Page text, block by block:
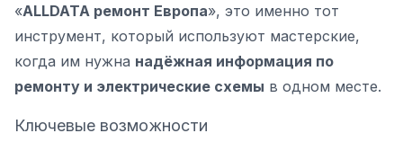
«ALLDATA ремонт Европа», это именно тот
инструмент, который используют мастерские,
когда им нужна надёжная информация по
ремонту и электрические схемы в одном месте.
Ключевые возможности